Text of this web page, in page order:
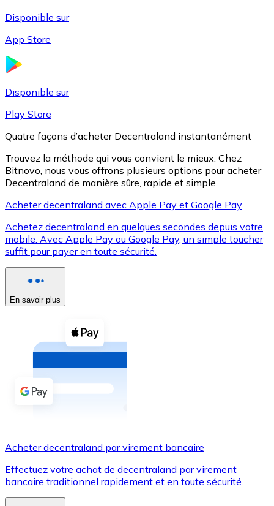
XRP
XRP
Voir toutes
Coupons crypto
Achetez des cryptomonnaies en espèces et d'autres
Acheter avec espèces
Virement SEPA
Utilisez les cartes Visa et Mastercard pour acheter
Acheter avec carte
Disponible sur
App Store
Disponible sur
Play Store
Quatre façons d’acheter Decentraland instantanément
Trouvez la méthode qui vous convient le mieux. Chez
Bitnovo, nous vous offrons plusieurs options pour acheter
Decentraland de manière sûre, rapide et simple.
Acheter decentraland avec Apple Pay et Google Pay
Achetez decentraland en quelques secondes depuis votre
mobile. Avec Apple Pay ou Google Pay, un simple toucher
suffit pour payer en toute sécurité.
En savoir plus
Acheter decentraland par virement bancaire
Effectuez votre achat de decentraland par virement
bancaire traditionnel rapidement et en toute sécurité.